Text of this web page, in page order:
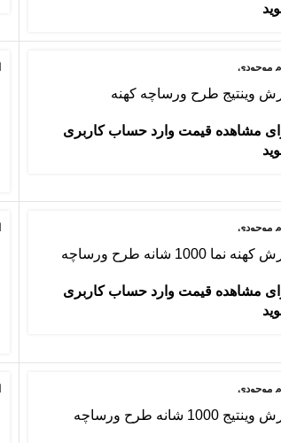
موجودی
وینتیج طرح ورساچه کهنه
مشاهده قیمت وارد حساب کاربری
موجودی
نما 1000 شانه طرح ورساچه
مشاهده قیمت وارد حساب کاربری
موجودی
1000 شانه طرح ورساچه